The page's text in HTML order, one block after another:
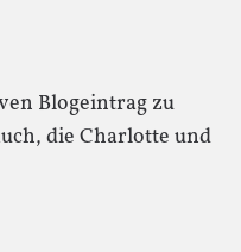
Blogeintrag zu
die Charlotte und